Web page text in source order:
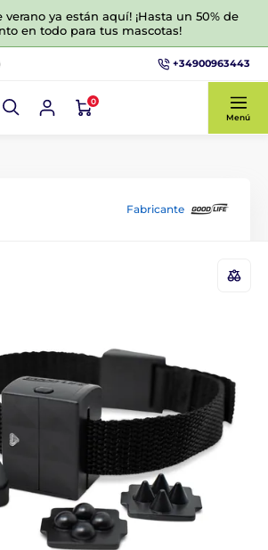
verano ya están aquí! ¡Hasta un 50% de
en todo para tus mascotas!
+34900963443
0
Menú
Fabricante